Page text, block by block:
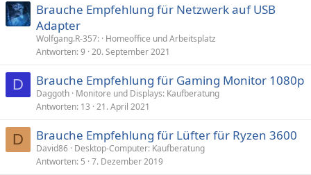
Brauche Empfehlung für Netzwerk auf USB
Adapter
Wolfgang.R-357: Homeoffice und Arbeitsplatz
Antworten 9 20. September 2021
D Brauche Empfehlung für Gaming Monitor 1080p
Daggoth Monitore und Displays: Kaufberatung
Antworten 13 21. April 2021
D Brauche Empfehlung für Lüfter für Ryzen 3600
David86 Desktop-Computer: Kaufberatung
Antworten 5 7. Dezember 2019